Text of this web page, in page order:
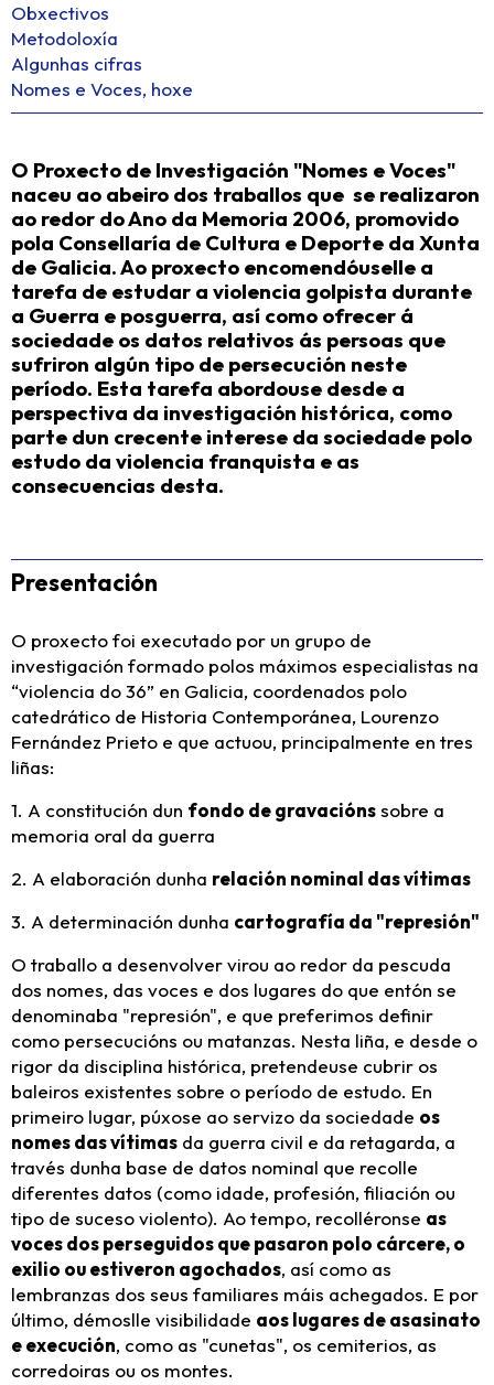
Obxectivos
Metodoloxía
Algunhas cifras
Nomes e Voces, hoxe
O Proxecto de Investigación "Nomes e Voces"
naceu ao abeiro dos traballos que se realizaron
ao redor do Ano da Memoria 2006, promovido
pola Consellaría de Cultura e Deporte da Xunta
de Galicia. Ao proxecto encomendóuselle a
tarefa de estudar a violencia golpista durante
a Guerra e posguerra, así como ofrecer á
sociedade os datos relativos ás persoas que
sufriron algún tipo de persecución neste
período. Esta tarefa abordouse desde a
perspectiva da investigación histórica, como
parte dun crecente interese da sociedade polo
estudo da violencia franquista e as
consecuencias desta.
Presentación
O proxecto foi executado por un grupo de
investigación formado polos máximos especialistas na
“violencia do 36” en Galicia, coordenados polo
catedrático de Historia Contemporánea, Lourenzo
Fernández Prieto e que actuou, principalmente en tres
liñas:
1. A constitución dun fondo de gravaciónssobre a
memoria oral da guerra
2. A elaboración dunha relación nominal das vítimas
3. A determinación dunha cartografía da "represión"
O traballo a desenvolver virou ao redor da pescuda
dos nomes, das voces e dos lugares do que entón se
denominaba "represión", e que preferimos definir
como persecucións ou matanzas. Nesta liña, e desde o
rigor da disciplina histórica, pretendeuse cubrir os
baleiros existentes sobre o período de estudo. En
primeiro lugar, púxose ao servizo da sociedade os
nomes das vítimas da guerra civil e da retagarda, a
través dunha base de datos nominal que recolle
diferentes datos (como idade, profesión, filiación ou
tipo de suceso violento). Ao tempo, recolléronse as
voces dos perseguidos que pasaron polo cárcere, o
exilio ou estiveron agochados, así como as
lembranzas dos seus familiares máis achegados. E por
último, démoslle visibilidade aos lugares de asasinato
e execución, como as "cunetas", os cemiterios, as
corredoiras ou os montes.